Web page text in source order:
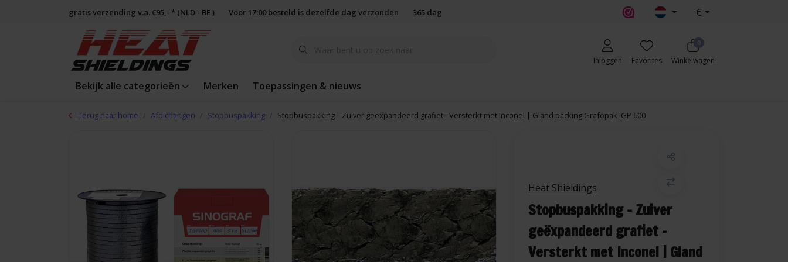
gratis verzending v.a. €95,- * (NLD - BE ) Voor 17:00 besteld is dezelfde dag verzonden 365 dagen retourbeleid €
Inloggen Favorites
0
Winkelwagen
Bekijk alle categorieën Merken Toepassingen & nieuws
Terug naar home Afdichtingen Stopbuspakking Stopbuspakking – Zuiver geëxpandeerd grafiet - Versterkt met Inconel | Gland packing Grafopak IGP 600
Heat Shieldings
Stopbuspakking – Zuiver
geëxpandeerd grafiet -
Versterkt met Inconel | Gland